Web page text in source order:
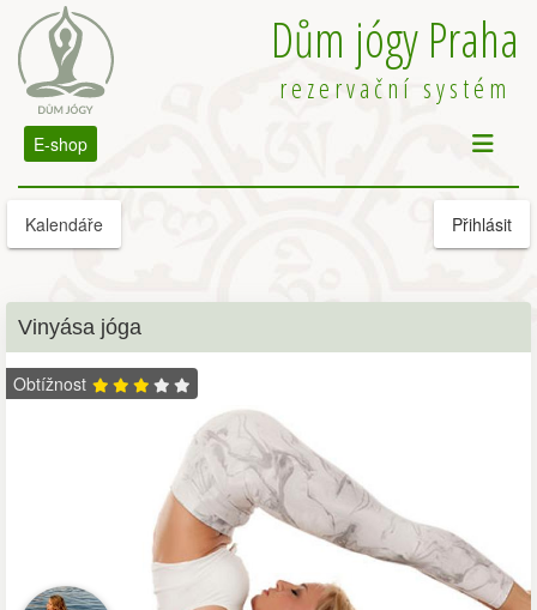
Dům jógy Praha
rezervační systém
E-shop
Kalendáře Přihlásit
Vinyása jóga
Obtížnost